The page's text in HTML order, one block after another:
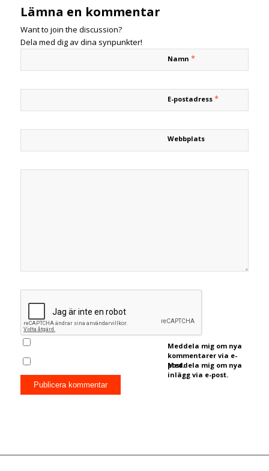
Lämna en kommentar
Want to join the discussion?
Dela med dig av dina synpunkter!
Namn *
E-postadress *
Webbplats
Meddela mig om nya
kommentarer via e-
post.
Meddela mig om nya
inlägg via e-post.